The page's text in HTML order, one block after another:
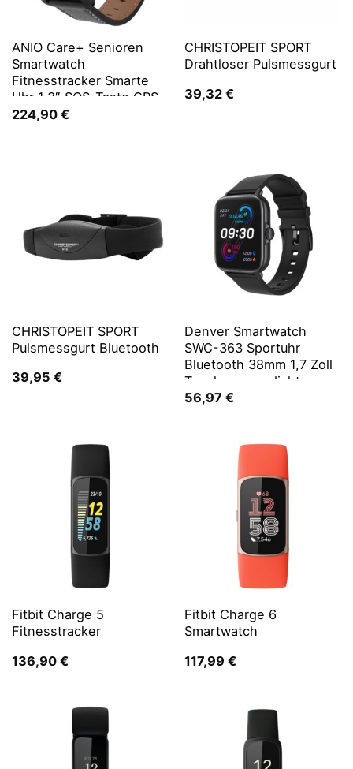
ANIO Care+ Senioren
Smartwatch
Fitnesstracker Smarte
Uhr 1,3″ SOS-Taste GPS
WLAN
224,90 €
CHRISTOPEIT SPORT
Drahtloser Pulsmessgurt
39,32 €
CHRISTOPEIT SPORT
Pulsmessgurt Bluetooth
39,95 €
Denver Smartwatch
SWC-363 Sportuhr
Bluetooth 38mm 1,7 Zoll
Touch wasserdicht
56,97 €
Fitbit Charge 5
Fitnesstracker
136,90 €
Fitbit Charge 6
Smartwatch
117,99 €